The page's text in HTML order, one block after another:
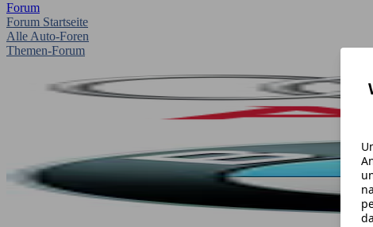
Forum
Forum Startseite
Alle Auto-Foren
Themen-Forum